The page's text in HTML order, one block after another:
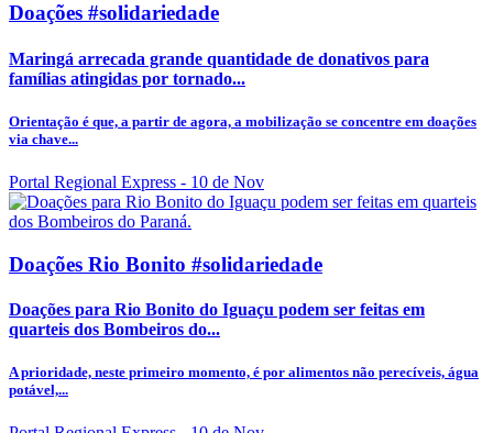
Doações #solidariedade
Maringá arrecada grande quantidade de donativos para
famílias atingidas por tornado...
Orientação é que, a partir de agora, a mobilização se concentre em doações
via chave...
Portal Regional Express - 10 de Nov
Doações Rio Bonito #solidariedade
Doações para Rio Bonito do Iguaçu podem ser feitas em
quarteis dos Bombeiros do...
A prioridade, neste primeiro momento, é por alimentos não perecíveis, água
potável,...